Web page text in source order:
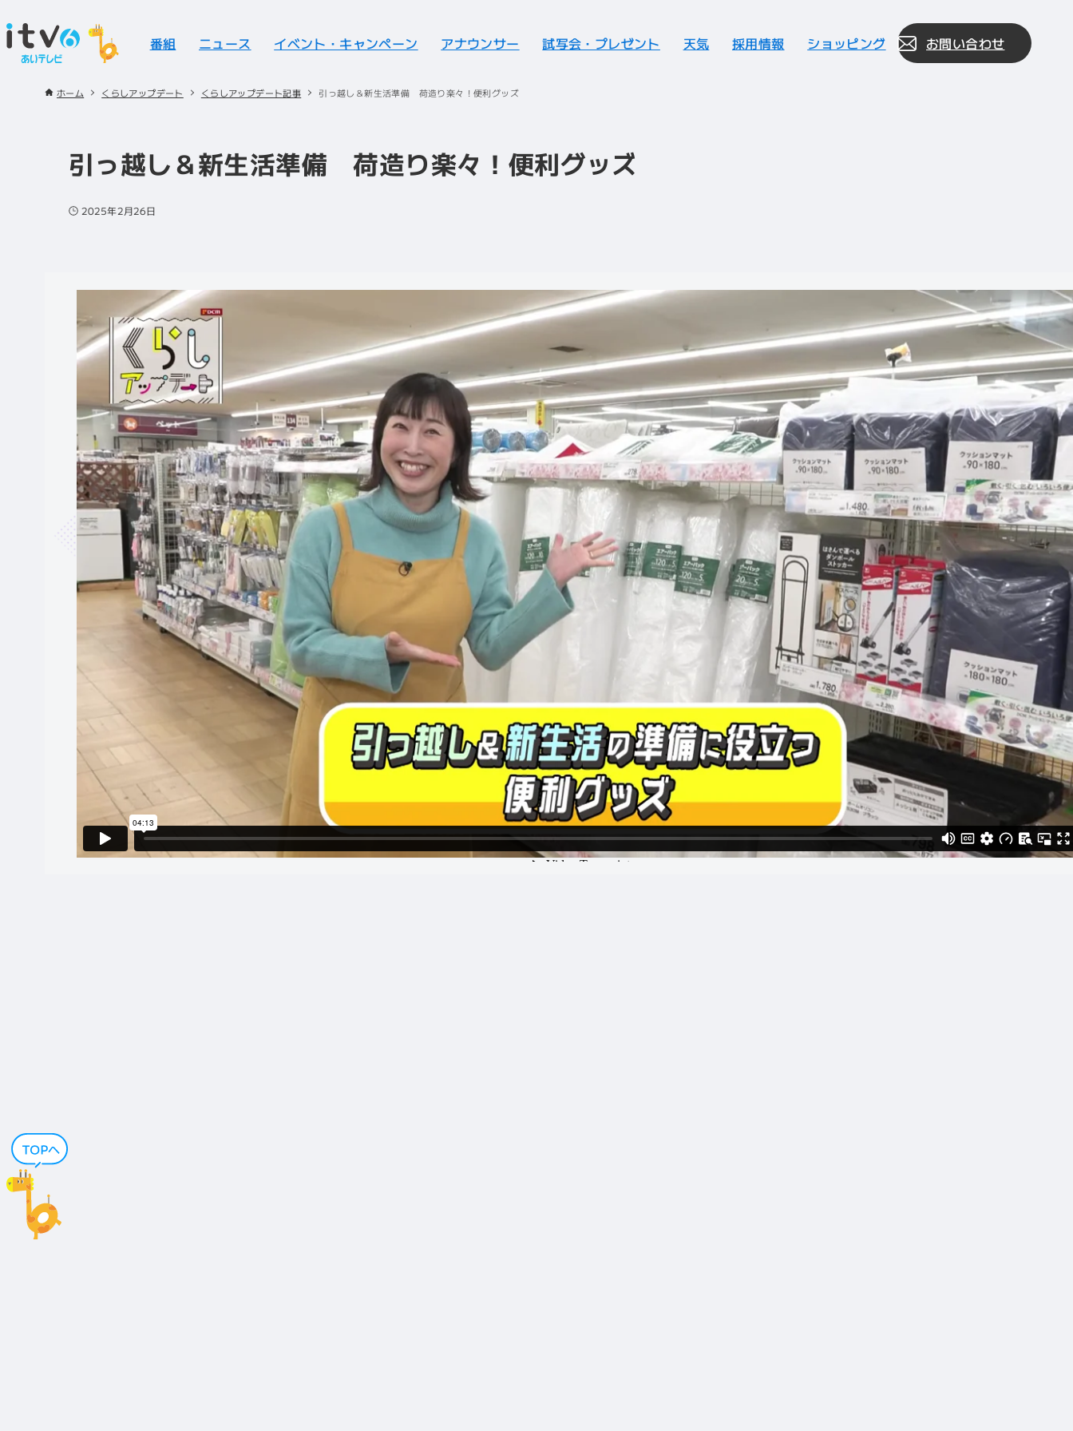
番組 ニュース イベント・キャンペーン アナウンサー 試写会・プレゼント 天気 採用情報 ショッピング お問い合わせ
ホーム くらしアップデート くらしアップデート記事 引っ越し＆新生活準備 荷造り楽々！便利グッズ
引っ越し＆新生活準備 荷造り楽々！便利グッズ
2025年2月26日